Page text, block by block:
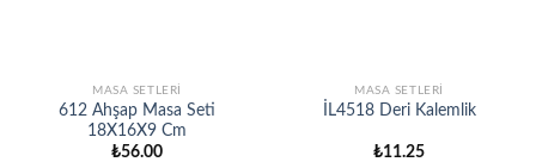
MASA SETLERİ
612 Ahşap Masa Seti
18X16X9 Cm
₺56.00
MASA SETLERİ
İL4518 Deri Kalemlik
₺11.25